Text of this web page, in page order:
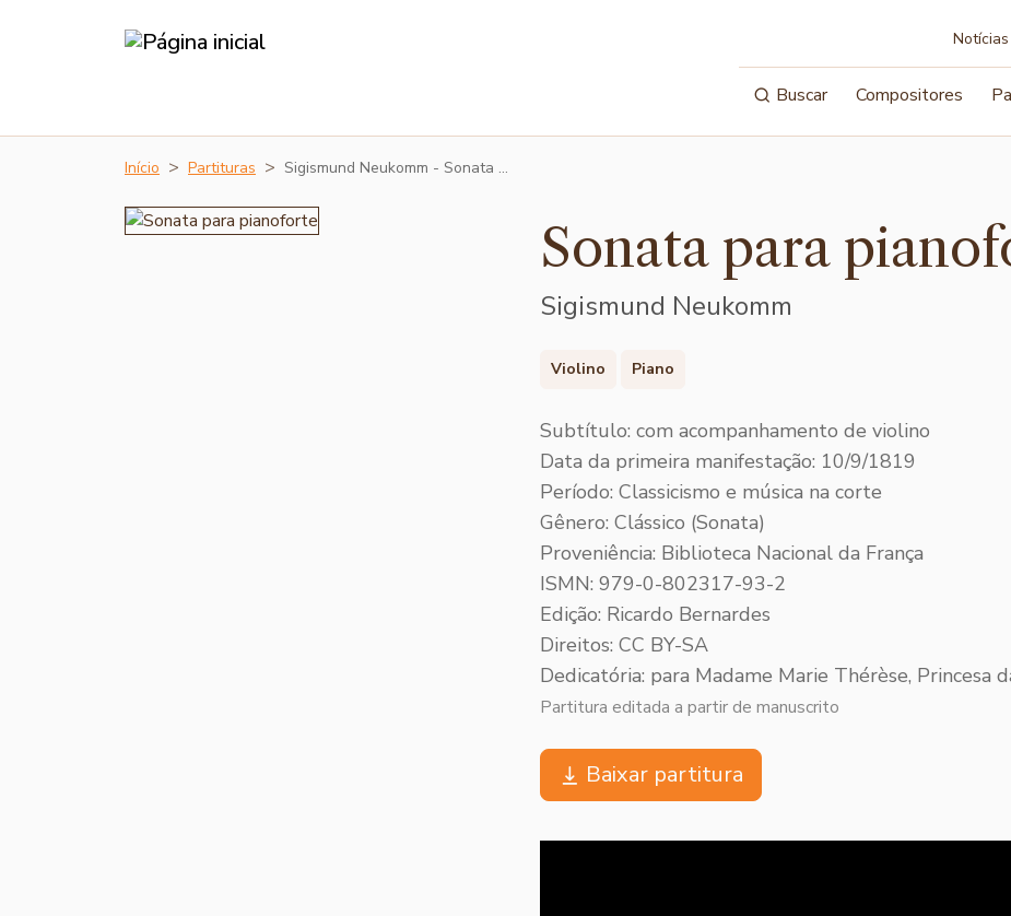
Notícias
Buscar Compositores
Início Partituras Sigismund Neukomm - Sonata …
Sonata para
Sigismund Neukomm
Violino Piano
Subtítulo: com acompanhamento de violino
Data da primeira manifestação: 10/9/1819
Período: Classicismo e música na corte
Gênero: Clássico (Sonata)
Proveniência: Biblioteca Nacional da França
ISMN: 979-0-802317-93-2
Edição: Ricardo Bernardes
Direitos: CC BY-SA
Dedicatória: para Madame Marie Thérèse, Princesa
Partitura editada a partir de manuscrito
Baixar partitura